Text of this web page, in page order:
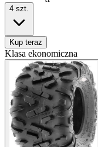
4 szt.
Kup teraz
Klasa ekonomiczna